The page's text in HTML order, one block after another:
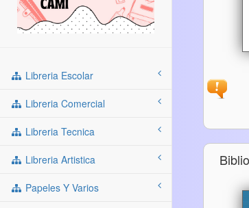
Libreria Escolar
Libreria Comercial
Libreria Tecnica
Libreria Artistica
Papeles Y Varios